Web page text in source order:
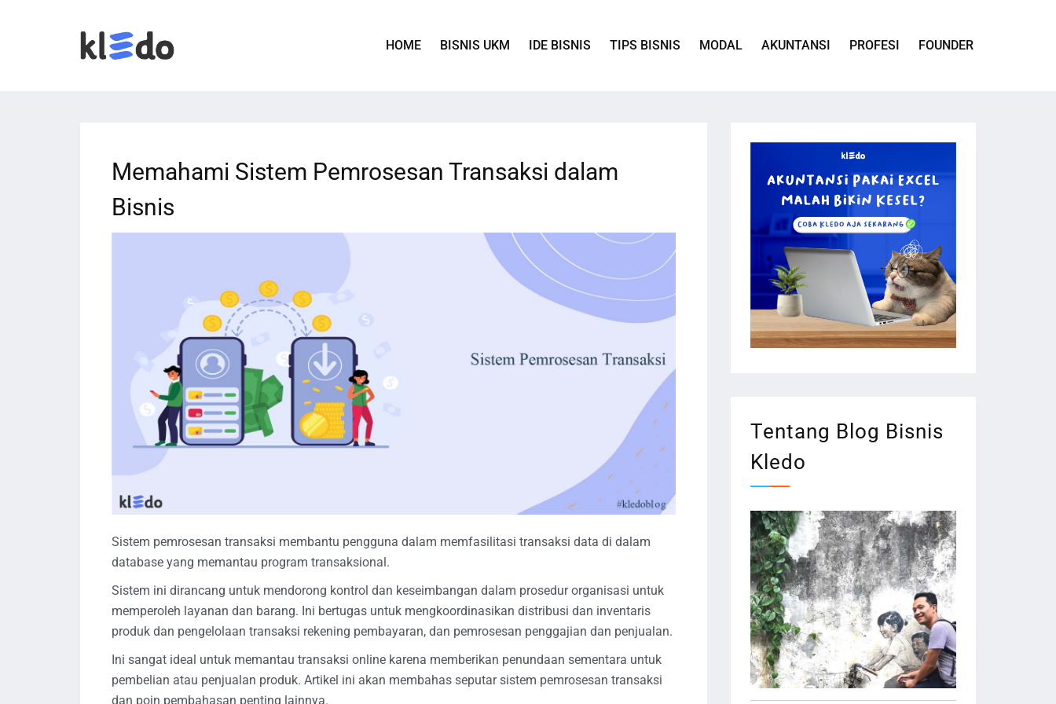
HOME BISNIS UKM IDE BISNIS TIPS BISNIS MODAL AKUNTANSI PROFESI FOUNDER
Memahami Sistem Pemrosesan Transaksi dalam
Bisnis
Sistem pemrosesan transaksi membantu pengguna dalam memfasilitasi transaksi data di dalam
database yang memantau program transaksional.
Sistem ini dirancang untuk mendorong kontrol dan keseimbangan dalam prosedur organisasi untuk
memperoleh layanan dan barang. Ini bertugas untuk mengkoordinasikan distribusi dan inventaris
produk dan pengelolaan transaksi rekening pembayaran, dan pemrosesan penggajian dan penjualan.
Ini sangat ideal untuk memantau transaksi online karena memberikan penundaan sementara untuk
pembelian atau penjualan produk. Artikel ini akan membahas seputar sistem pemrosesan transaksi
dan poin pembahasan penting lainnya.
Tentang Blog Bisnis
Kledo